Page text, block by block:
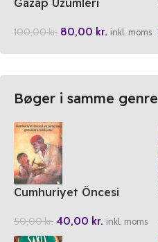
Gazap Üzümleri
100,00kr. 80,00 kr. inkl. moms
Bøger i samme genre
Cumhuriyet Öncesi
Hikayeler
50,00kr. 40,00 kr. inkl. moms